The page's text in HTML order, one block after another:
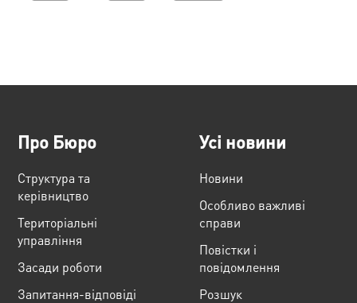
Про Бюро
Структура та
керівництво
Територіальні
управління
Засади роботи
Запитання-відповіді
Усі новини
Новини
Особливо важливі
справи
Повістки і
повідомлення
Розшук